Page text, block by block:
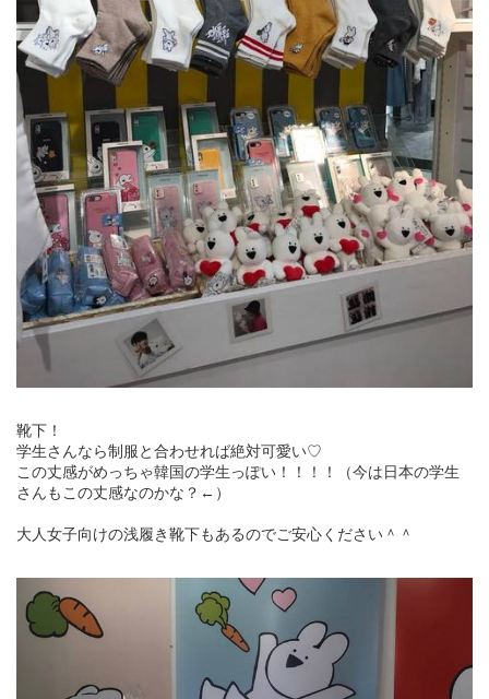
靴下！
学生さんなら制服と合わせれば絶対可愛い♡
この丈感がめっちゃ韓国の学生っぽい！！！！（今は日本の学生
さんもこの丈感なのかな？←）
大人女子向けの浅履き靴下もあるのでご安心ください＾＾